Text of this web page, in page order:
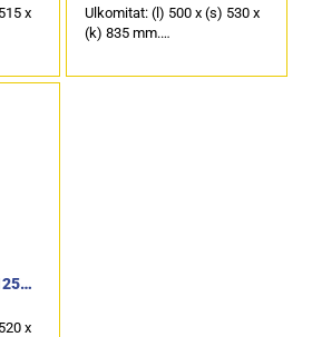
x
Ulkomitat: (l) 500 x (s) 530 x
(k) 835 mm.
Tilavuus: 86 litraa.
x